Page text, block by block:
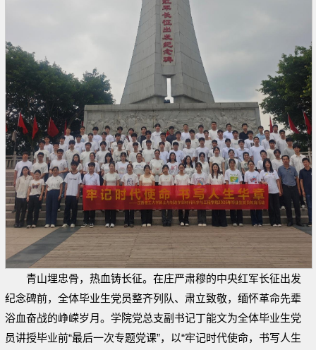
青山埋忠骨，热血铸长征。在庄严肃穆的中央红军长征出发
纪念碑前，全体毕业生党员整齐列队、肃立致敬，缅怀革命先辈
浴血奋战的峥嵘岁月。学院党总支副书记丁能文为全体毕业生党
员讲授毕业前“最后一次专题党课”，以“牢记时代使命，书写人生